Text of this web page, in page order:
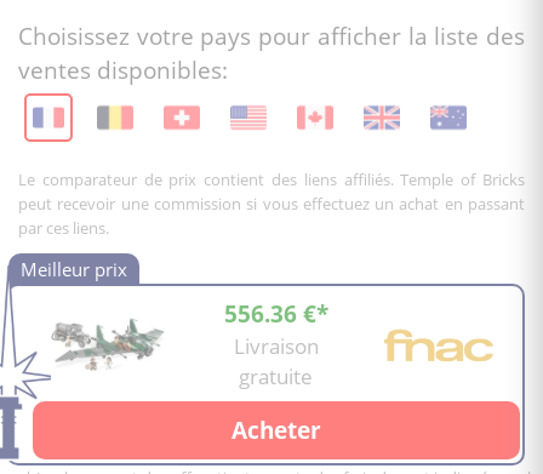
Choisissez votre pays pour afficher la liste des
ventes disponibles:
Le comparateur de prix contient des liens affiliés. Temple of Bricks
peut recevoir une commission si vous effectuez un achat en passant
par ces liens.
556.36 €*
Livraison
gratuite
Acheter